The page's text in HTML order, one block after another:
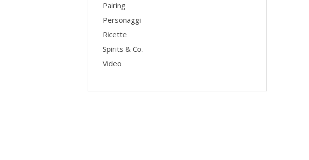
Pairing
Personaggi
Ricette
Spirits & Co.
Video